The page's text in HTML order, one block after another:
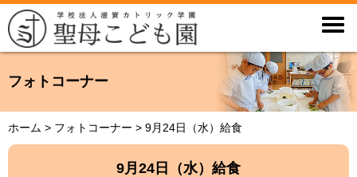

フォトコーナー
ホーム > フォトコーナー > 9月24日（水）給食
9月24日（水）給食